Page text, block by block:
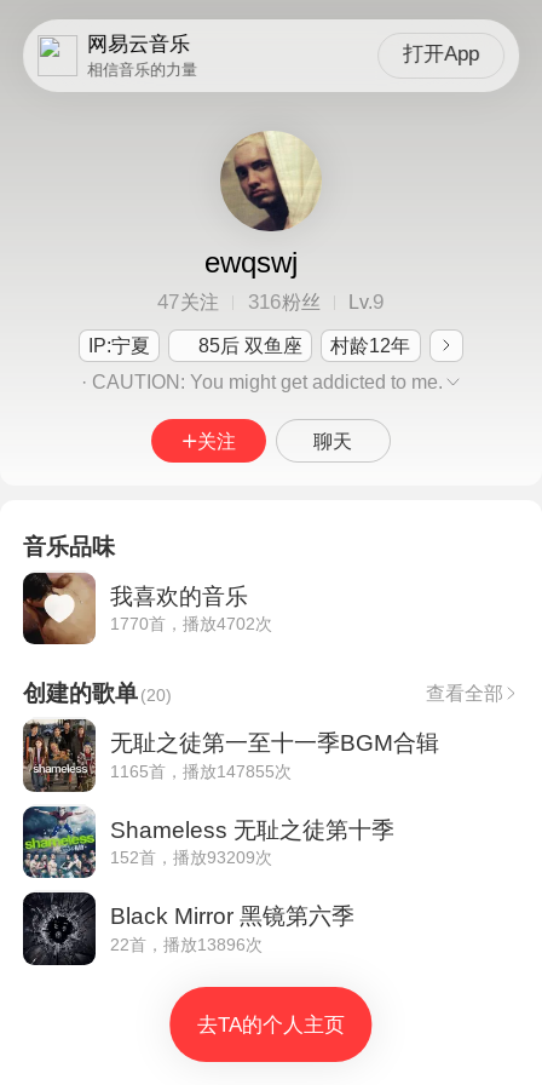
网易云音乐
相信音乐的力量
打开App
ewqswj
47关注 316粉丝 Lv.9
IP:宁夏 85后 双鱼座
村龄12年
· CAUTION: You might get addicted to me.
关注 聊天
音乐品味
我喜欢的音乐
1770首，播放4702次
创建的歌单(20) 查看全部
无耻之徒第一至十一季BGM合辑
1165首，播放147855次
Shameless 无耻之徒第十季
152首，播放93209次
Black Mirror 黑镜第六季
22首，播放13896次
去TA的个人主页